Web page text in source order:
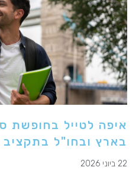
איפה לטייל בחופשת
בארץ ובחו"ל בתקציב
22 ביוני 2026